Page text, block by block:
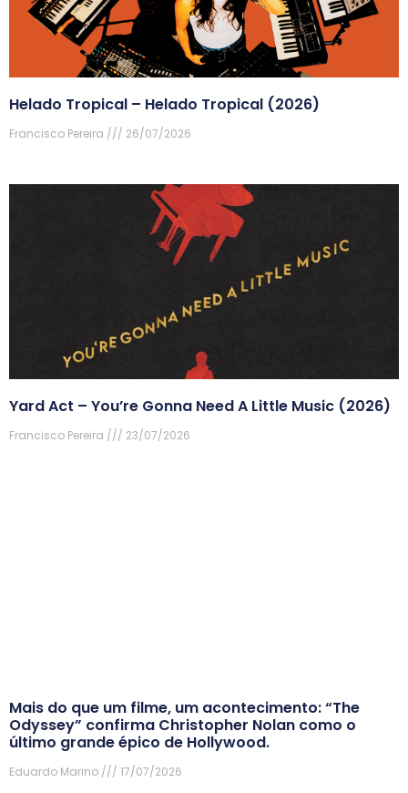
Helado Tropical – Helado Tropical (2026)
Francisco Pereira 26/07/2026
Yard Act – You’re Gonna Need A Little Music (2026)
Francisco Pereira 23/07/2026
Mais do que um filme, um acontecimento: “The
Odyssey” confirma Christopher Nolan como o
último grande épico de Hollywood.
Eduardo Marino 17/07/2026